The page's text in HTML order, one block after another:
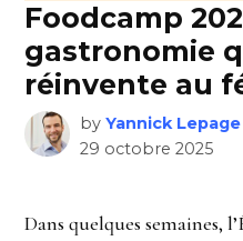
Foodcamp
gastronomie
réinvente au
by Yannick Lepage
29 octobre 2025
Dans quelques semaines,